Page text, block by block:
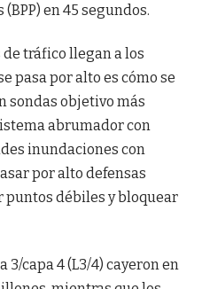
en 45 segundos.
tráfico llegan a los
pasa por alto es cómo se
sondas objetivo más
abrumador con
inundaciones con
por alto defensas
débiles y bloquear
3/capa 4 (L3/4) cayeron en